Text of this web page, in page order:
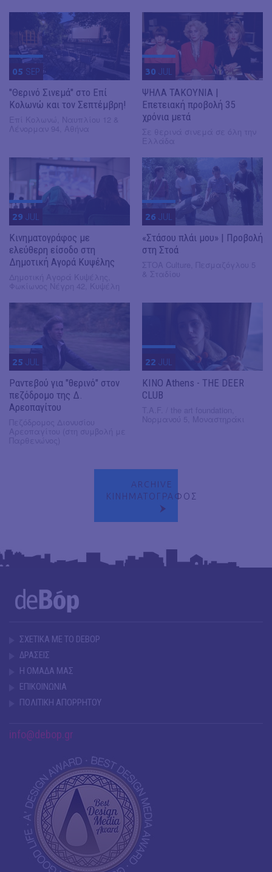
05 SEP
"Θερινό Σινεμά" στο Επί
Κολωνώ και τον Σεπτέμβρη!
30 JUL
ΨΗΛΑ ΤΑΚΟΥΝΙΑ |
Επετειακή προβολή 35
χρόνια μετά
29 JUL
Κινηματογράφος με
ελεύθερη είσοδο στη
Δημοτική Αγορά Κυψέλης
26 JUL
«Στάσου πλάι μου» | Προβολή
στη Στοά
25 JUL
Ραντεβού για "θερινό" στον
πεζόδρομο της Δ.
Αρεοπαγίτου
22 JUL
KINO Athens - THE DEER
CLUB
ARCHIVE
ΚΙΝΗΜΑΤΟΓΡΑΦΟΣ
ΣΧΕΤΙΚΑ ΜΕ ΤΟ DEBOP
ΔΡΑΣΕΙΣ
Η ΟΜΑΔΑ ΜΑΣ
ΕΠΙΚΟΙΝΩΝΙΑ
ΠΟΛΙΤΙΚΗ ΑΠΟΡΡΗΤΟΥ
info@debop.gr